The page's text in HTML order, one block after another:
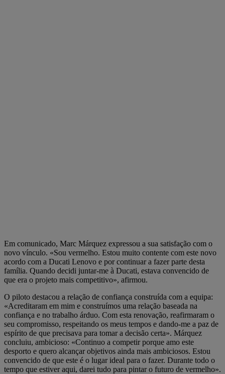
Em comunicado, Marc Márquez expressou a sua satisfação com o
novo vínculo. «Sou vermelho. Estou muito contente com este novo
acordo com a Ducati Lenovo e por continuar a fazer parte desta
família. Quando decidi juntar-me à Ducati, estava convencido de
que era o projeto mais competitivo», afirmou.
O piloto destacou a relação de confiança construída com a equipa:
«Acreditaram em mim e construímos uma relação baseada na
confiança e no trabalho árduo. Com esta renovação, reafirmaram o
seu compromisso, respeitando os meus tempos e dando-me a paz de
espírito de que precisava para tomar a decisão certa». Márquez
concluiu, ambicioso: «Continuo a competir porque amo este
desporto e quero alcançar objetivos ainda mais ambiciosos. Estou
convencido de que este é o lugar ideal para o fazer. Durante todo o
tempo que estiver aqui, darei tudo para pintar o futuro de vermelho».